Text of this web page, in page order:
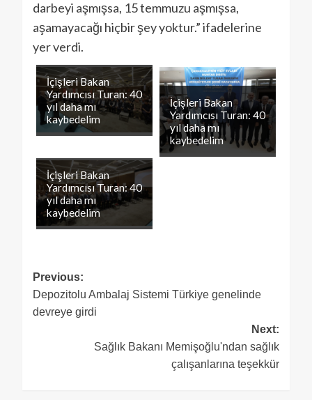
darbeyi aşmışsa, 15 temmuzu aşmışsa,
aşamayacağı hiçbir şey yoktur.” ifadelerine
yer verdi.
İçişleri Bakan
Yardımcısı Turan: 40
yıl daha mı
kaybedelim
İçişleri Bakan
Yardımcısı Turan: 40
yıl daha mı
kaybedelim
İçişleri Bakan
Yardımcısı Turan: 40
yıl daha mı
kaybedelim
Previous:
Depozitolu Ambalaj Sistemi Türkiye genelinde
devreye girdi
Next:
Sağlık Bakanı Memişoğlu'ndan sağlık
çalışanlarına teşekkür